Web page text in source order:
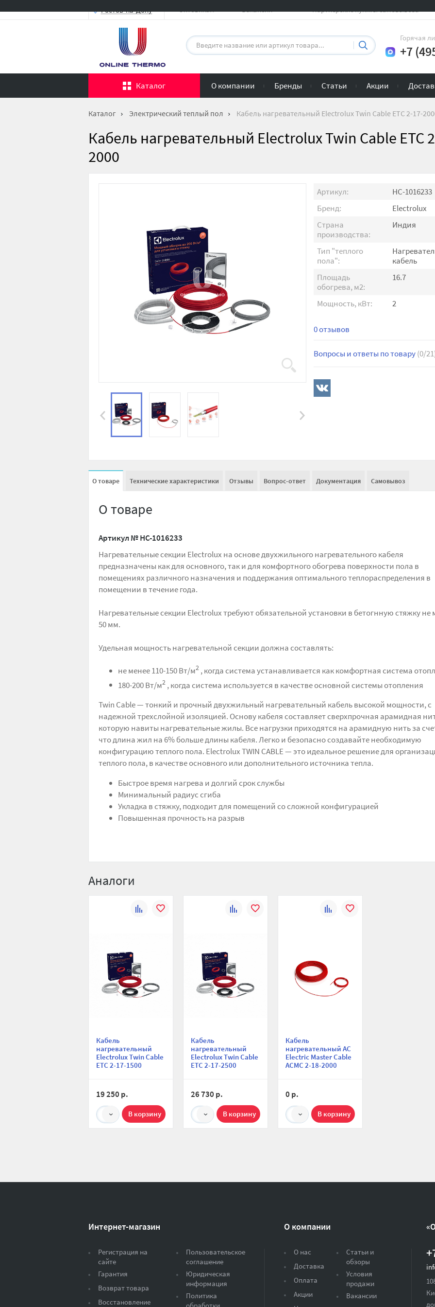
Ростов-на-Дону Оптовикам Вакансии Партнерские пункты самовывоза
Горячая
+7
Каталог О компании Бренды Статьи Акции
Каталог Электрический теплый пол Кабель нагревательный Electrolux Twin Cable ETC 2-17-
Кабель нагревательный Electrolux Twin Cable ETC
2000
Артикул:
НС-1016233
Бренд:
Electrolux
Страна
производства:
Индия
Тип "теплого
пола":
кабель
Площадь
обогрева, м2:
16.7
Мощность, кВт: 2
0 отзывов
Вопросы и ответы по товару(0/
О товаре Технические характеристики Отзывы Вопрос-ответ Документация Самовывоз
О товаре
Артикул №НС-1016233
Нагревательные секции Electrolux на основе двухжильного нагревательного кабеля
предназначены как для основного, так и для комфортного обогрева поверхности пола в
помещениях различного назначения и поддержания оптимального теплораспределения в
помещении в течение года.
Нагревательные секции Electrolux требуют обязательной установки в бетогнную стяжку не
50 мм.
Удельная мощность нагревательной секции должна составлять:
не менее 110-150 Вт/м2 , когда система устанавливается как комфортная система
180-200 Вт/м2 , когда система используется в качестве основной системы отопления
Twin Cable — тонкий и прочный двухжильный нагревательный кабель высокой мощности, с
надежной трехслойной изоляцией. Основу кабеля составляет сверхпрочная арамидная
которую навиты нагревательные жилы. Все нагрузки приходятся на арамидную нить за
что длина жил на 6% больше длины кабеля. Легко и безопасно создавайте необходимую
конфигурацию теплого пола. Electrolux TWIN CABLE — это идеальное решение для
теплого пола, в качестве основного или дополнительного источника тепла.
Быстрое время нагрева и долгий срок службы
Минимальный радиус сгиба
Укладка в стяжку, подходит для помещений со сложной конфигурацией
Повышенная прочность на разрыв
Аналоги
Кабель
нагревательный
Electrolux Twin Cable
ETC 2-17-1500
19 250 р.
1
Кабель
нагревательный
Electrolux Twin Cable
ETC 2-17-2500
26 730 р.
1
Кабель
нагревательный AC
Electric Master Cable
ACMC 2-18-2000
0 р.
1
Интернет-магазин
Регистрация на
сайте
Гарантия
Возврат товара
Восстановление
Пользовательское
соглашение
Юридическая
информация
Политика
О компании
О нас
Доставка
Оплата
Акции
Статьи и
обзоры
Условия
продажи
Вакансии